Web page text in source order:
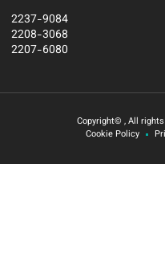
2237-9084
2208-3068
2207-6080
Copyright© , All
Cookie Policy